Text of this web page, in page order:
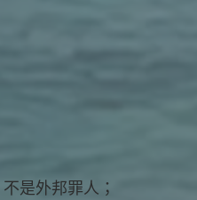
是外邦罪人；